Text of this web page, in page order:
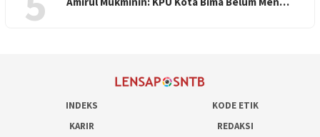
INDEKS
KODE ETIK
KARIR
REDAKSI